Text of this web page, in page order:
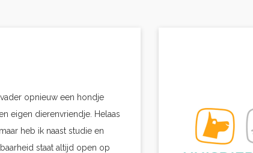
opnieuw een hondje
eigen dierenvriendje. Helaas
heb ik naast studie en
staat altijd open op